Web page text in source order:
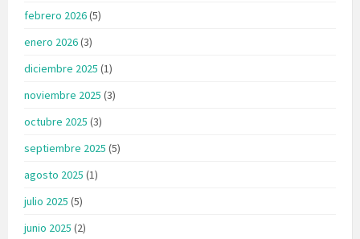
febrero 2026(5)
enero 2026(3)
diciembre 2025 (1)
noviembre 2025 (3)
octubre 2025 (3)
septiembre 2025 (5)
agosto 2025 (1)
julio 2025 (5)
junio 2025 (2)